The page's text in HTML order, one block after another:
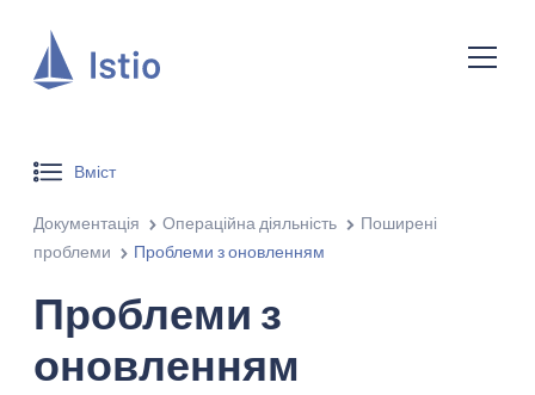
Вміст
Документація Операційна діяльність
Поширені
проблеми
Проблеми з оновленням
Проблеми з
оновленням